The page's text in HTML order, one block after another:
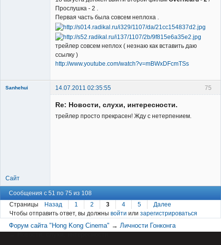
Прослушка - 2 .
Первая часть была совсем неплоха .
трейлер совсем неплох ( незнаю как вставить даю
ссылку )
http://www.youtube.com/watch?v=mBWxDFcmTSs
75
Sanhehui 14.07.2011 02:35:55
Re: Новости, слухи, интересности.
трейлер просто прекрасен! Жду с нетерпением.
Сайт
Сообщения с 51 по 75 из 108
Страницы
Назад 1 2 3 4 5
Далее
Чтобы отправить ответ, вы должны войти или зарегистрироваться
Форум сайта "Hong Kong Cinema" →Личности Гонконга